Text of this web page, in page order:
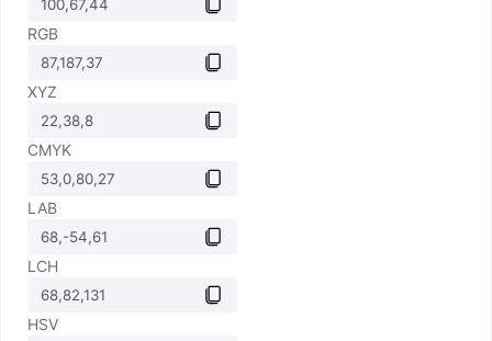
RGB
XYZ
CMYK
LAB
LCH
HSV